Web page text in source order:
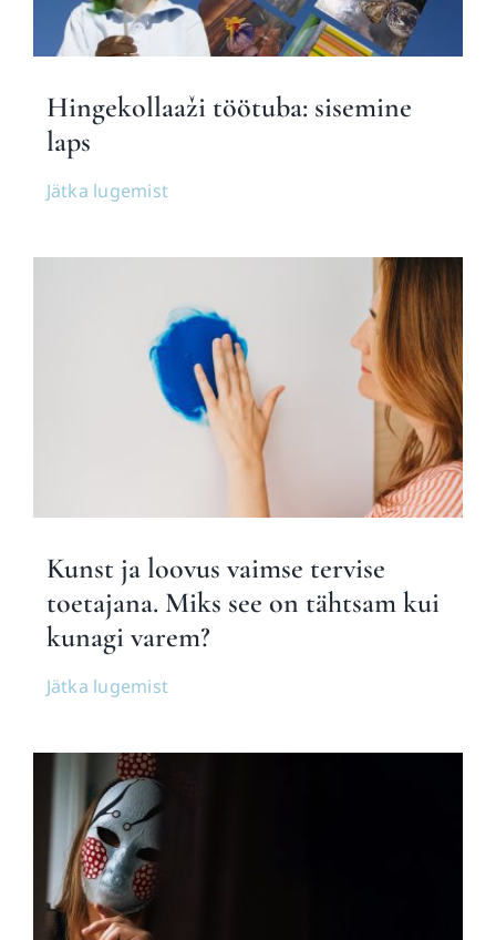
Hingekollaaži töötuba: sisemine
laps
Jätka lugemist
Kunst ja loovus vaimse tervise
toetajana. Miks see on tähtsam kui
kunagi varem?
Jätka lugemist